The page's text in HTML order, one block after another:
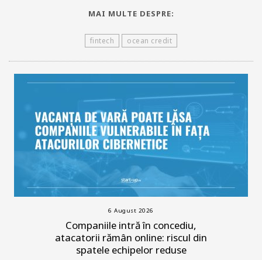
MAI MULTE DESPRE:
fintech ocean credit
6 August 2026
Companiile intră în concediu,
atacatorii rămân online: riscul din
spatele echipelor reduse